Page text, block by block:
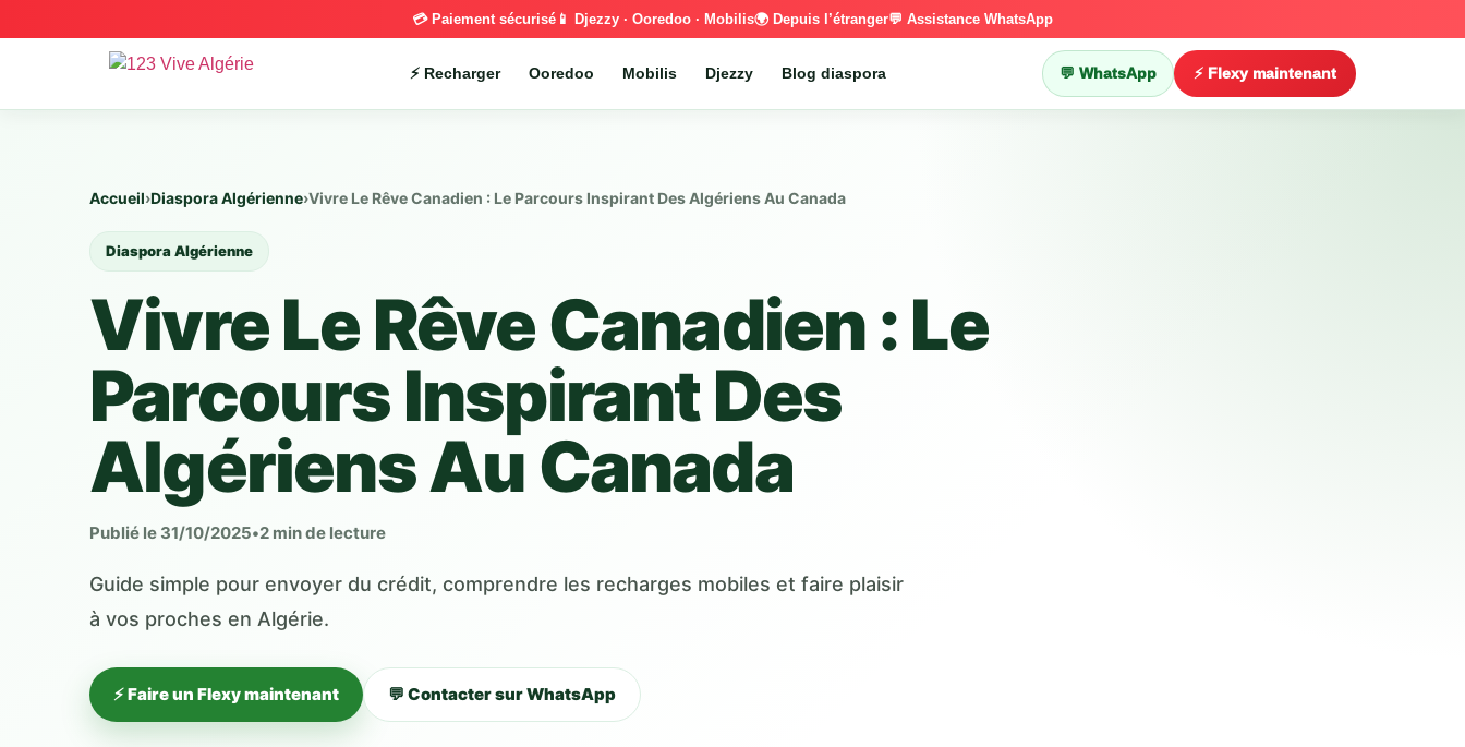
💳 Paiement sécurisé 📱 Djezzy · Ooredoo · Mobilis🌍 Depuis l’étranger💬 Assistance WhatsApp
⚡ Recharger Ooredoo Mobilis Djezzy Blog diaspora 💬 WhatsApp ⚡ Flexy maintenant
Accueil›Diaspora Algérienne›Vivre Le Rêve Canadien : Le Parcours Inspirant Des Algériens Au Canada
Diaspora Algérienne
Vivre Le Rêve Canadien : Le
Parcours Inspirant Des
Algériens Au Canada
Publié le 31/10/2025•2 min de lecture
Guide simple pour envoyer du crédit, comprendre les recharges mobiles et faire plaisir
à vos proches en Algérie.
⚡ Faire un Flexy maintenant 💬 Contacter sur WhatsApp